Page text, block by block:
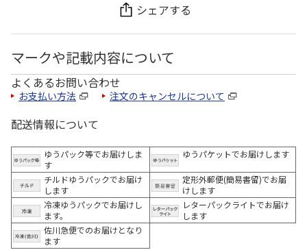
シェアする
マークや記載内容について
よくあるお問い合わせ
お支払い方法 注文のキャンセルについて
配送情報について
ゆうパック等でお届けしま
す
ゆうパケットでお届けします
チルドゆうパックでお届け
します
定形外郵便(簡易書留)でお届
けします
冷凍ゆうパックでお届けし
ます。
レターパックライトでお届け
します
佐川急便でのお届けとなり
ます